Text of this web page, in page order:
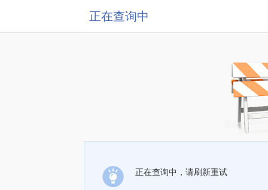
正在查询中
正在查询中，请刷新重试